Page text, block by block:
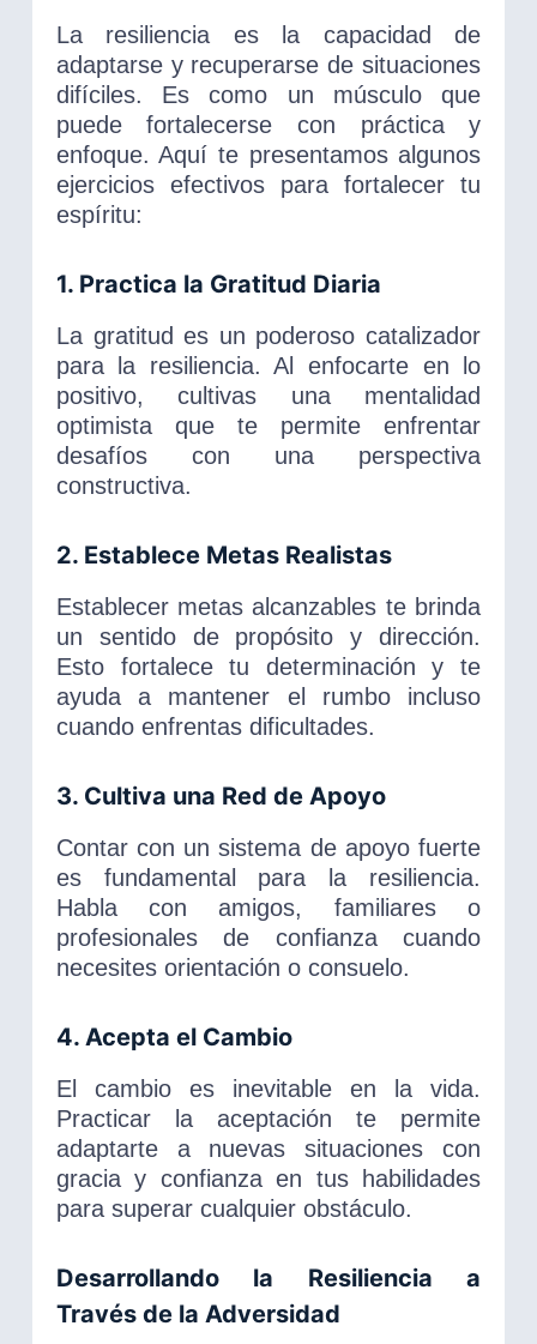
La resiliencia es la capacidad de
adaptarse y recuperarse de situaciones
difíciles. Es como un músculo que
puede fortalecerse con práctica y
enfoque. Aquí te presentamos algunos
ejercicios efectivos para fortalecer tu
espíritu:
1. Practica la Gratitud Diaria
La gratitud es un poderoso catalizador
para la resiliencia. Al enfocarte en lo
positivo, cultivas una mentalidad
optimista que te permite enfrentar
desafíos con una perspectiva
constructiva.
2. Establece Metas Realistas
Establecer metas alcanzables te brinda
un sentido de propósito y dirección.
Esto fortalece tu determinación y te
ayuda a mantener el rumbo incluso
cuando enfrentas dificultades.
3. Cultiva una Red de Apoyo
Contar con un sistema de apoyo fuerte
es fundamental para la resiliencia.
Habla con amigos, familiares o
profesionales de confianza cuando
necesites orientación o consuelo.
4. Acepta el Cambio
El cambio es inevitable en la vida.
Practicar la aceptación te permite
adaptarte a nuevas situaciones con
gracia y confianza en tus habilidades
para superar cualquier obstáculo.
Desarrollando la Resiliencia a
Través de la Adversidad